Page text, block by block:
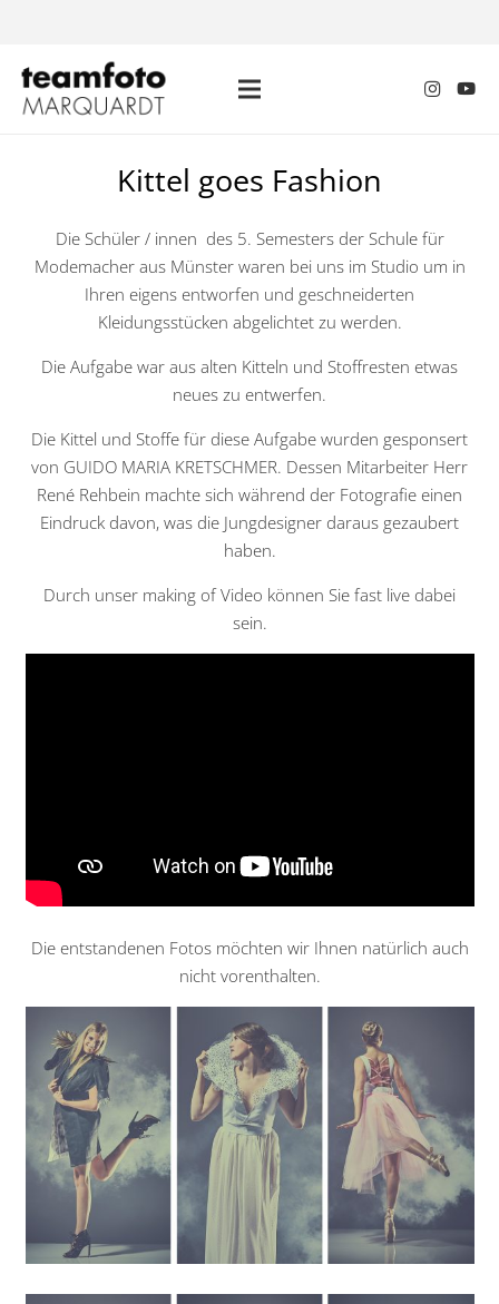
Kittel goes Fashion
Die Schüler / innen des 5. Semesters der Schule für
Modemacher aus Münster waren bei uns im Studio um in
Ihren eigens entworfen und geschneiderten
Kleidungsstücken abgelichtet zu werden.
Die Aufgabe war aus alten Kitteln und Stoffresten etwas
neues zu entwerfen.
Die Kittel und Stoffe für diese Aufgabe wurden gesponsert
von GUIDO MARIA KRETSCHMER. Dessen Mitarbeiter Herr
René Rehbein machte sich während der Fotografie einen
Eindruck davon, was die Jungdesigner daraus gezaubert
haben.
Durch unser making of Video können Sie fast live dabei
sein.
Die entstandenen Fotos möchten wir Ihnen natürlich auch
nicht vorenthalten.